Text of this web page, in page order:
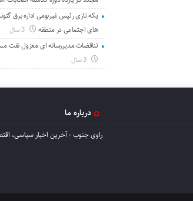
یکه تازی رئیس غیربومی اداره برق
های اجتماعی در منطقه
تناقضات مدیررسانه ای معزول نفت
درباره ما
راوی جنوب - آخرین اخبار سیاسی،